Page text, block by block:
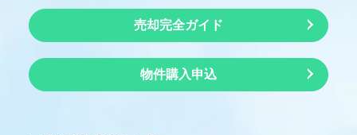
売却完全ガイド
物件購入申込